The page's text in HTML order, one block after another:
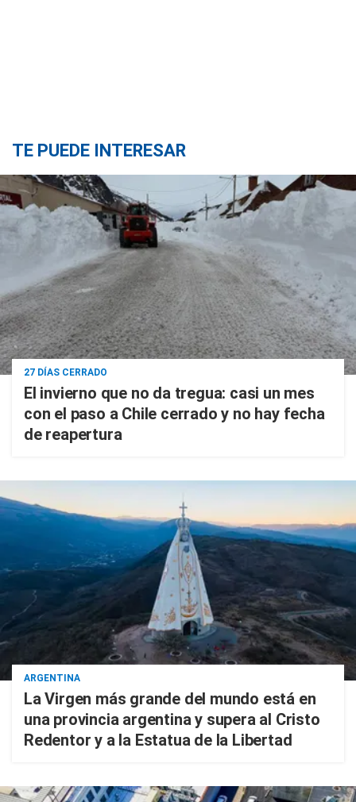
TE PUEDE INTERESAR
27 DÍAS CERRADO
El invierno que no da tregua: casi un mes
con el paso a Chile cerrado y no hay fecha
de reapertura
ARGENTINA
La Virgen más grande del mundo está en
una provincia argentina y supera al Cristo
Redentor y a la Estatua de la Libertad